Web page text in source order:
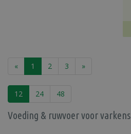
« 1 2 3 »
12 24 48
Voeding & ruwvoer voor varkens